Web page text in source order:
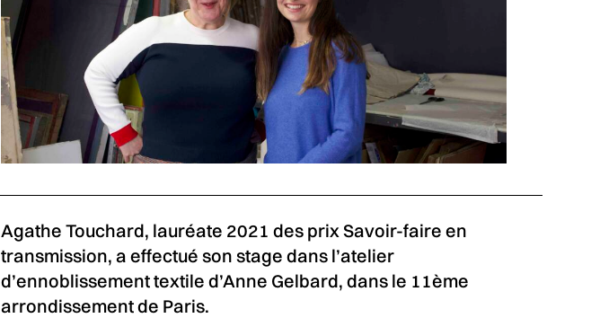
Agathe Touchard, lauréate 2021 des prix Savoir-faire en
transmission, a effectué son stage dans l’atelier
d’ennoblissement textile d’Anne Gelbard, dans le 11ème
arrondissement de Paris.